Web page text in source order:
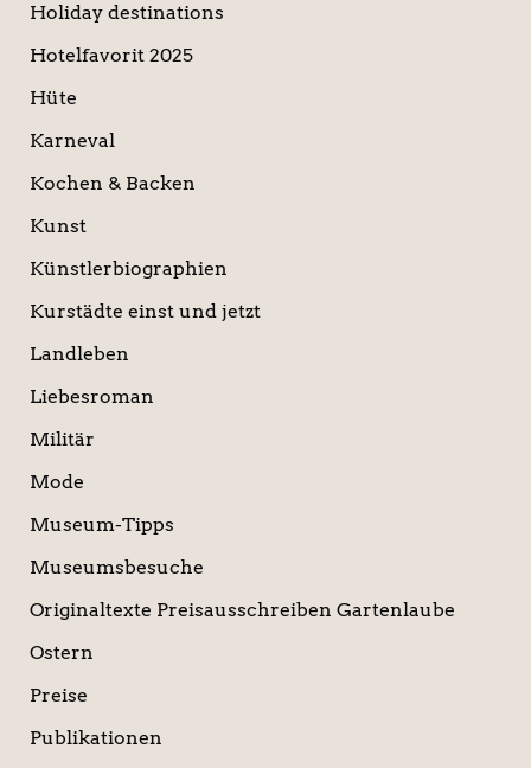
Holiday destinations
Hotelfavorit 2025
Hüte
Karneval
Kochen & Backen
Kunst
Künstlerbiographien
Kurstädte einst und jetzt
Landleben
Liebesroman
Militär
Mode
Museum-Tipps
Museumsbesuche
Originaltexte Preisausschreiben Gartenlaube
Ostern
Preise
Publikationen